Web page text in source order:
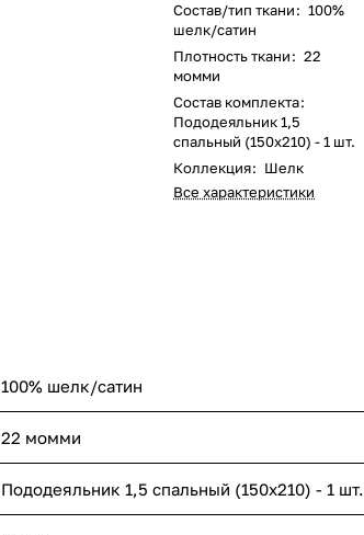
Состав/тип ткани: 100%
шелк/сатин
Плотность ткани: 22
момми
Состав комплекта:
Пододеяльник 1,5
спальный (150х210) - 1 шт.
Коллекция: Шелк
Все характеристики
100% шелк/сатин
22 момми
Пододеяльник 1,5 спальный (150х210) - 1 шт.